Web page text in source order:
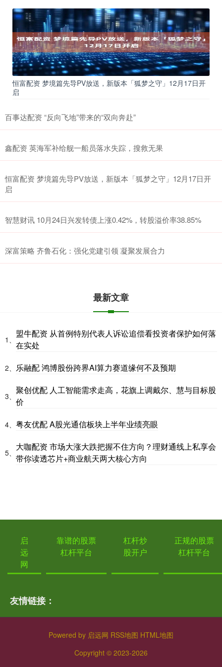
恒富配资 梦境篇先导PV放送，新版本「狐梦之守」12月17日开
启
百事达配资 “反向飞地”带来的“双向奔赴”
鑫配资 英海军补给舰一船员落水失踪，搜救无果
恒富配资 梦境篇先导PV放送，新版本「狐梦之守」12月17日开
启
智慧财讯 10月24日兴发转债上涨0.42%，转股溢价率38.85%
深富策略 齐鲁石化：强化党建引领 凝聚发展合力
最新文章
1、
盟牛配资 从首例特别代表人诉讼追偿看投资者保护如何落
在实处
2、 乐融配 鸿博股份跨界AI算力赛道缘何不及预期
3、
聚创优配 人工智能需求走高，花旗上调戴尔、慧与目标股
价
4、 粤友优配 A股光通信板块上半年业绩亮眼
5、
大咖配资 市场大涨大跌把握不住方向？理财通线上私享会
带你读透芯片+商业航天两大核心方向
启
远
网
靠谱的股票
杠杆平台
杠杆炒
股开户
正规的股票
杠杆平台
友情链接：
Powered by 启远网 RSS地图 HTML地图
Copyright © 2023-2026